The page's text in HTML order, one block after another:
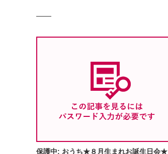
保護中: おうち★８月生まれお誕生日会★